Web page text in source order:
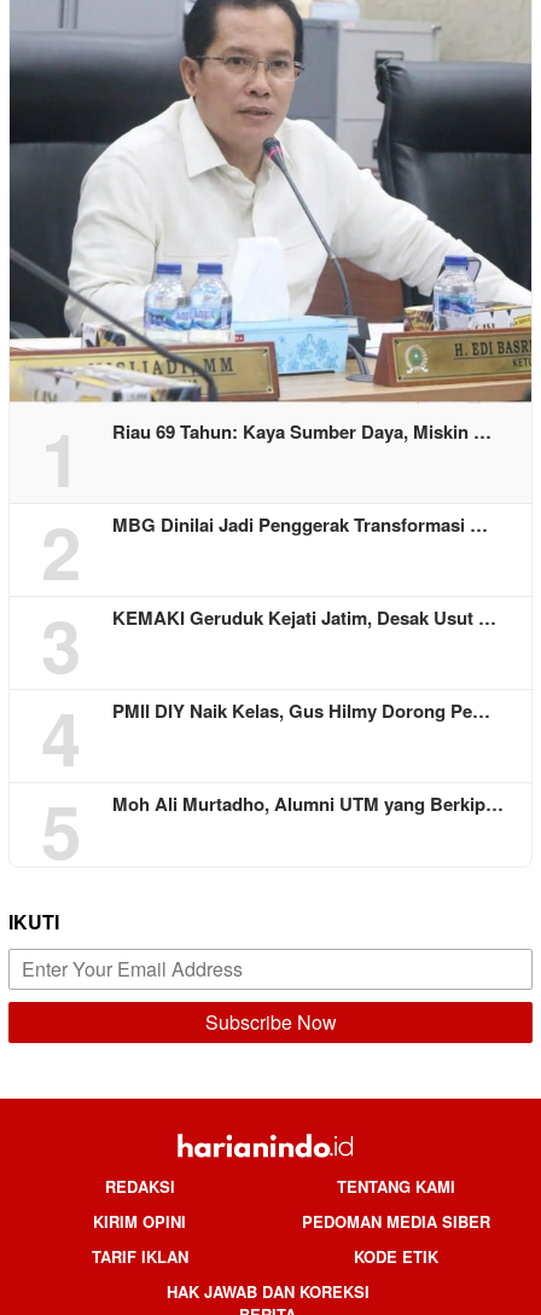
1 Riau 69 Tahun: Kaya Sumber Daya, Miskin …
2 MBG Dinilai Jadi Penggerak Transformasi …
3 KEMAKI Geruduk Kejati Jatim, Desak Usut …
4 PMII DIY Naik Kelas, Gus Hilmy Dorong Pe…
5 Moh Ali Murtadho, Alumni UTM yang Berkip…
IKUTI
REDAKSI
TENTANG KAMI
KIRIM OPINI
PEDOMAN MEDIA SIBER
TARIF IKLAN
KODE ETIK
HAK JAWAB DAN KOREKSI